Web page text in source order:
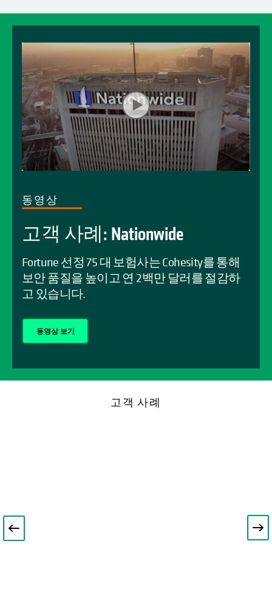
동영상
고객 사례: Nationwide
Fortune 선정 75 대 보험사는 Cohesity를 통해
보안 품질을 높이고 연 2백만 달러를 절감하
고 있습니다.
동영상 보기
고객 사례